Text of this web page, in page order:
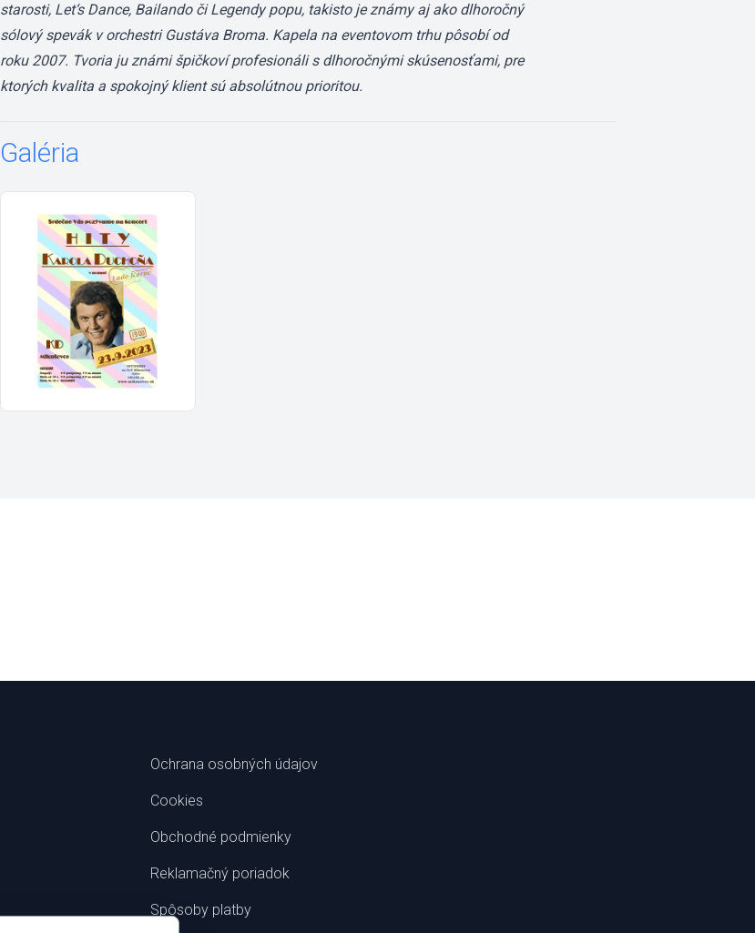
starosti, Let‘s Dance, Bailando či Legendy popu, takisto je známy aj ako dlhoročný
sólový spevák v orchestri Gustáva Broma. Kapela na eventovom trhu pôsobí od
roku 2007. Tvoria ju známi špičkoví profesionáli s dlhoročnými skúsenosťami, pre
ktorých kvalita a spokojný klient sú absolútnou prioritou.
Galéria
Ochrana osobných údajov
Cookies
Obchodné podmienky
Reklamačný poriadok
Spôsoby platby